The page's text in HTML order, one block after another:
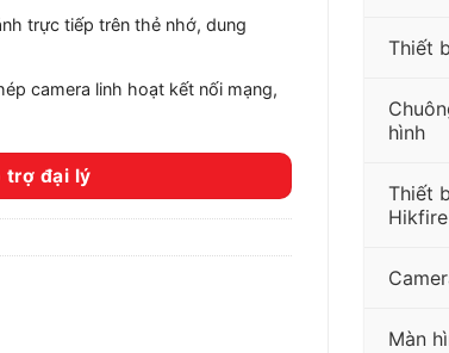
Thiết
hình
Thiết
Hikfire
Màn
trực tiếp trên thẻ nhớ, dung
camera linh hoạt kết nối mạng,
trợ đại lý